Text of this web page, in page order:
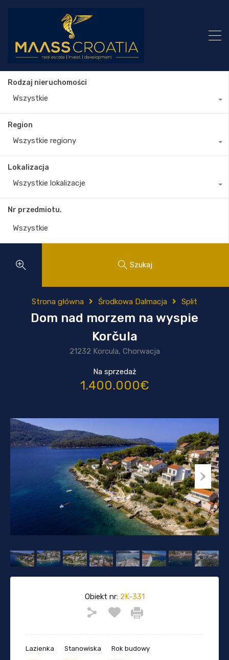
Rodzaj nieruchomości
Wszystkie
Region
Wszystkie regiony
Lokalizacja
Wszystkie lokalizacje
Nr przedmiotu.
Szukaj
Strona główna Środkowa Dalmacja Split
Dom nad morzem na wyspie
Korčula
21232 Korcula, Chorwacja
Na sprzedaż
1.400.000€
Obiekt nr:2K-331
Lazienka Stanowiska Rok budowy